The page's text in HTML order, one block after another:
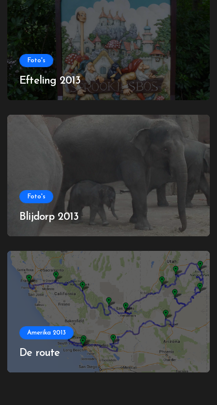
Foto's
Efteling 2013
Foto's
Blijdorp 2013
Amerika 2013
De route